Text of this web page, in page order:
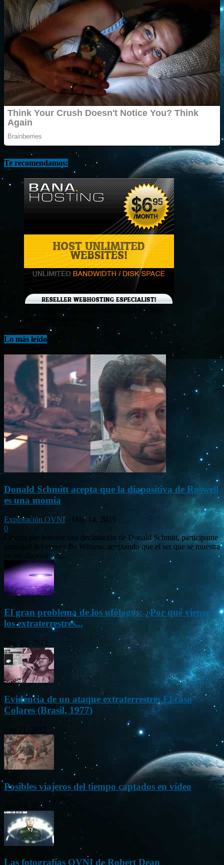
Te recomendamos:
¡Consigue tu hosting de alta calidad y a bajo
costo en Banahosting!
Lo más leído
Donald Schmitt acepta que la diapositiva de Roswell
es una momia
Exploración OVNI - May 14, 2015
0
Circula por internet una declaración de Donald Schmitt, participante
principal del evento Be Witness, aceptando que el ser que se muestra
en las diapositivas...
El gran problema de los ufólogos: ¿Por qué vienen
los extraterrestres...
Nov 26, 2012
Evidencia de un ataque extraterrestre: El caso
Colares (Brasil, 1977)
Posibles viajeros del tiempo captados en vídeo
Abr 13, 2013
Las fotografías OVNI de Robert Dean